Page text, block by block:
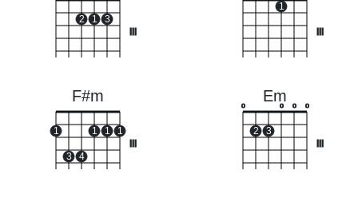
2 1 3
1
F#m
1
3 4
1 1 1
Em
o
2 3
o o o